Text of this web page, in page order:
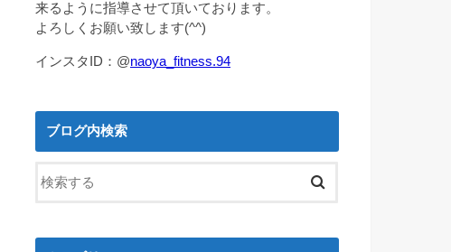
来るように指導させて頂いております。
よろしくお願い致します(^^)
インスタID：@naoya_fitness.94
ブログ内検索